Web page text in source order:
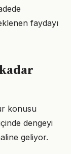
faydayı
konusu
dengeyi
geliyor.